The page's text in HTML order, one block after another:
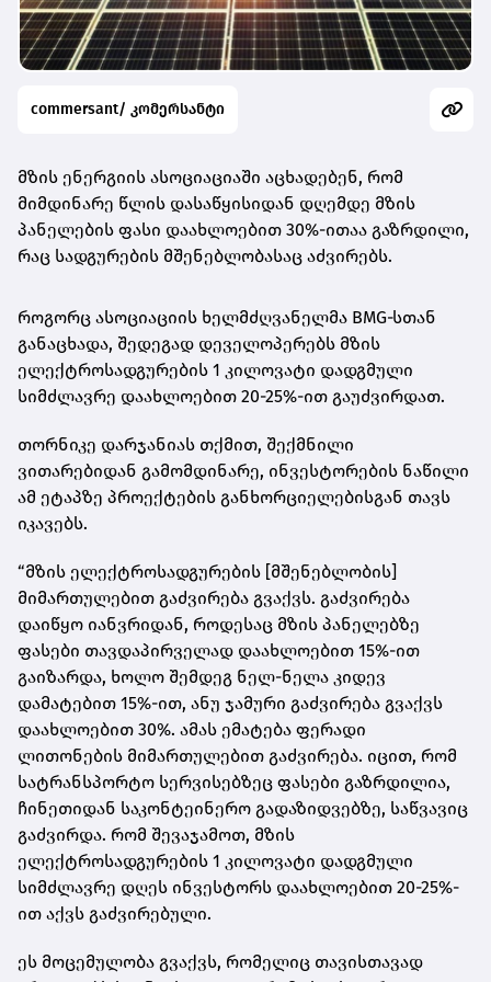
commersant/ კომერსანტი
მზის ენერგიის ასოციაციაში აცხადებენ, რომ
მიმდინარე წლის დასაწყისიდან დღემდე მზის
პანელების ფასი დაახლოებით 30%-ითაა გაზრდილი,
რაც სადგურების მშენებლობასაც აძვირებს.
როგორც ასოციაციის ხელმძღვანელმა BMG‑სთან
განაცხადა, შედეგად დეველოპერებს მზის
ელექტროსადგურების 1 კილოვატი დადგმული
სიმძლავრე დაახლოებით 20-25%-ით გაუძვირდათ.
თორნიკე დარჯანიას თქმით, შექმნილი
ვითარებიდან გამომდინარე, ინვესტორების ნაწილი
ამ ეტაპზე პროექტების განხორციელებისგან თავს
იკავებს.
“მზის ელექტროსადგურების [მშენებლობის]
მიმართულებით გაძვირება გვაქვს. გაძვირება
დაიწყო იანვრიდან, როდესაც მზის პანელებზე
ფასები თავდაპირველად დაახლოებით 15%-ით
გაიზარდა, ხოლო შემდეგ ნელ-ნელა კიდევ
დამატებით 15%-ით, ანუ ჯამური გაძვირება გვაქვს
დაახლოებით 30%. ამას ემატება ფერადი
ლითონების მიმართულებით გაძვირება. იცით, რომ
სატრანსპორტო სერვისებზეც ფასები გაზრდილია,
ჩინეთიდან საკონტეინერო გადაზიდვებზე, საწვავიც
გაძვირდა. რომ შევაჯამოთ, მზის
ელექტროსადგურების 1 კილოვატი დადგმული
სიმძლავრე დღეს ინვესტორს დაახლოებით 20-25%-
ით აქვს გაძვირებული.
ეს მოცემულობა გვაქვს, რომელიც თავისთავად